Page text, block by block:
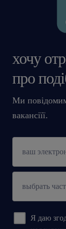
хочу
про
Ми
вакансіїї.
Я даю